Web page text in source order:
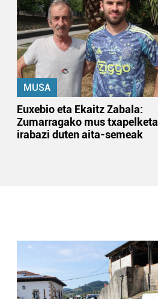
MUSA
Euxebio eta Ekaitz Zabala:
Zumarragako mus txapelketa
irabazi duten aita-semeak